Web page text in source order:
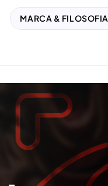
MARCA & FILOSOFIA